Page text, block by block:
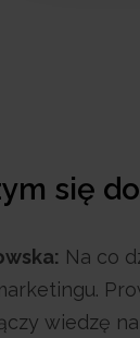
się
Na co
wiedzę